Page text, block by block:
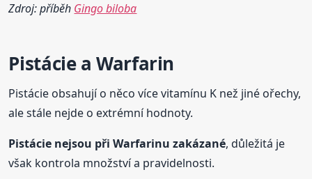
Zdroj: příběh Gingo biloba
Pistácie a Warfarin
Pistácie obsahují o něco více vitamínu K než jiné ořechy,
ale stále nejde o extrémní hodnoty.
Pistácie nejsou při Warfarinu zakázané, důležitá je
však kontrola množství a pravidelnosti.